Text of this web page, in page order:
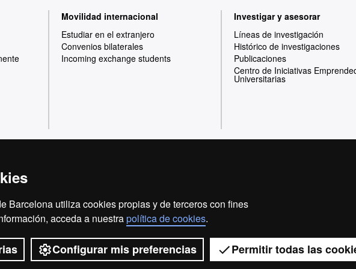
Barcelona utiliza cookies propias y de terceros con fines
acceda a nuestrapolítica de cookies.
Configurar mis preferencias Permitir todas las
Movilidad internacional
Estudiar en el extranjero
Convenios bilaterales
Incoming exchange students
Investigar y asesorar
Líneas de investigación
Histórico de investigaciones
Publicaciones
Centro de Iniciativas
Universitarias
de la excelencia
HR
Somos una universidad líder que imparte una
flexible, adecuada a las necesidades de la sociedad y
2026 Universitat